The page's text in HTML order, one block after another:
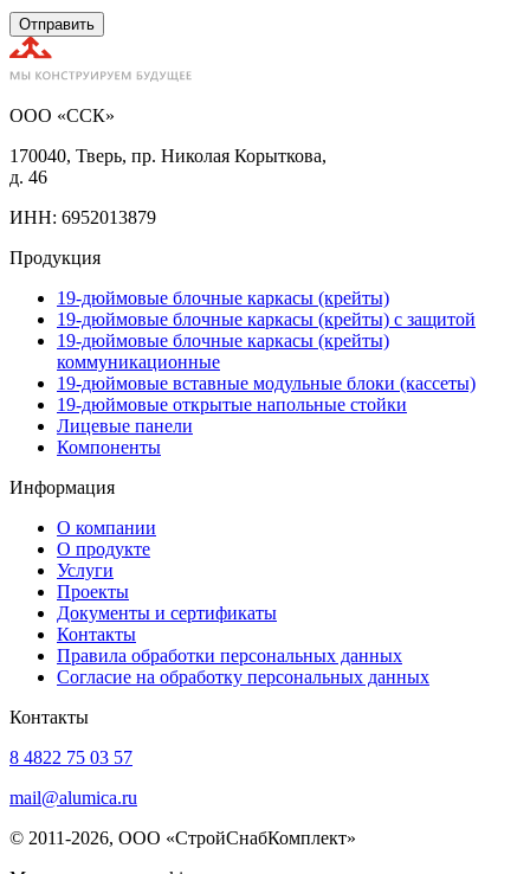
Отправить
ООО «ССК»
170040, Тверь, пр. Николая Корыткова,
д. 46
ИНН: 6952013879
Продукция
19-дюймовые блочные каркасы (крейты)
19-дюймовые блочные каркасы (крейты) с защитой
19-дюймовые блочные каркасы (крейты)
коммуникационные
19-дюймовые вставные модульные блоки (кассеты)
19-дюймовые открытые напольные стойки
Лицевые панели
Компоненты
Информация
О компании
О продукте
Услуги
Проекты
Документы и сертификаты
Контакты
Правила обработки персональных данных
Согласие на обработку персональных данных
Контакты
8 4822 75 03 57
mail@alumica.ru
© 2011-2026, ООО «СтройСнабКомплект»